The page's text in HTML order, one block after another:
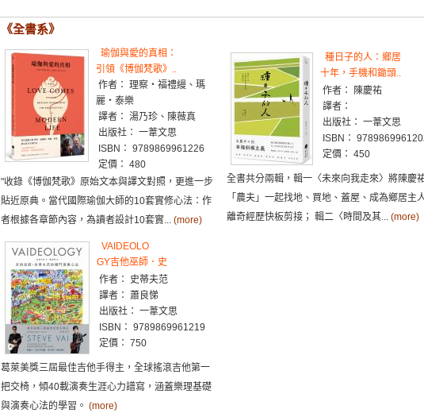
《全書系》
瑜伽與愛的真相：
引領《博伽梵歌》..
作者： 理察‧福禮縵、瑪
麗‧泰樂
譯者： 湯乃珍、陳薇真
出版社： 一葦文思
ISBN： 9789869961226
定價： 480
"收錄《博伽梵歌》原始文本與譯文對照，更進一步
貼近原典。當代國際瑜伽大師的10套實修心法：作
者根據各章節內容，為讀者設計10套實... (more)
種日子的人：鄉居
十年，手機和鋤頭..
作者： 陳慶祐
譯者：
出版社： 一葦文思
ISBN：
定價： 450
全書共分兩輯，輯一〈未來向我走來〉將陳慶
「農夫」一起找地、買地、蓋屋、成為鄉居主
離奇經歷快板剪接； 輯二〈時間及其... (more)
VAIDEOLO
GY吉他巫師．史
作者： 史蒂夫范
譯者： 蕭良悌
出版社： 一葦文思
ISBN： 9789869961219
定價： 750
葛萊美獎三屆最佳吉他手得主，全球搖滾吉他第一
把交椅，傾40載演奏生涯心力譜寫，涵蓋樂理基礎
與演奏心法的學習。 (more)